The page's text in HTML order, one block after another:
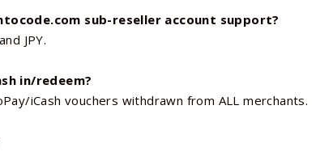
sub-reseller account support?
JPY.
in/redeem?
iCash vouchers withdrawn from ALL merchants.